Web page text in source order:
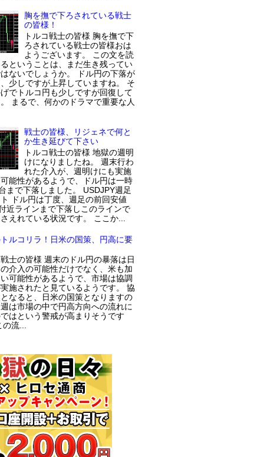
胸を撫で下ろされている戦士
の皆様！
トルコ戦士の皆様 胸を撫で下
ろされている戦士の皆様おは
ようございます。 この文を読
ということは、まだ生き残ってい
ないでしょうか。 ドル円の下落が
少しですが上昇していますね。 そ
でトルコ円も少しですが回復して
まるで、何かのドラマで重要な人
戦士の皆様、リジェネで何と
か生き延びて下さい
トルコ戦士の皆様 地獄の週明
けになりましたね。 週末行わ
れた介入が、週明けにも実施
能性があるようで、ドル円は一時
まで下落しました。 USDJPY週足
ドル円は丁度、週足の前回安値
近ラインまで下落しこのラインで
えれている状況です。 ここか...
ルコリラ！日米の国策、円高に要
士の皆様 週末のドル円の暴落は日
介入の可能性だけでなく、米も加
可能性があるようで、市場は協調
施されたと見ているようです。 協
なると、日米の国策となりますの
は市場の中で円高方向への流れに
はという警戒が高まりそうです
の流...